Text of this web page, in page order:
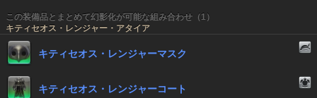
この装備品とまとめて幻影化が可能な組み合わせ（1）
キティセオス・レンジャー・アタイア
キティセオス・レンジャーマスク
キティセオス・レンジャーコート